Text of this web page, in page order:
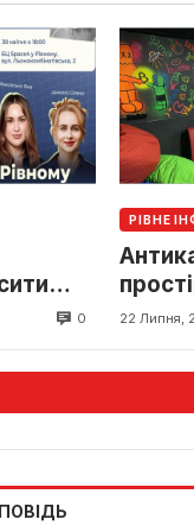
на вас
0
РІВНЕ
22 Липня,